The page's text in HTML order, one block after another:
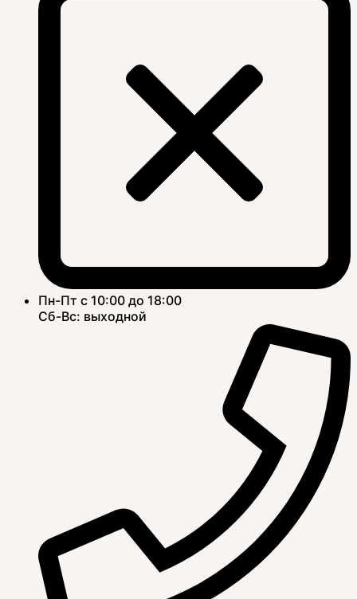
Пн-Пт с 10:00 до 18:00
Сб-Вс: выходной